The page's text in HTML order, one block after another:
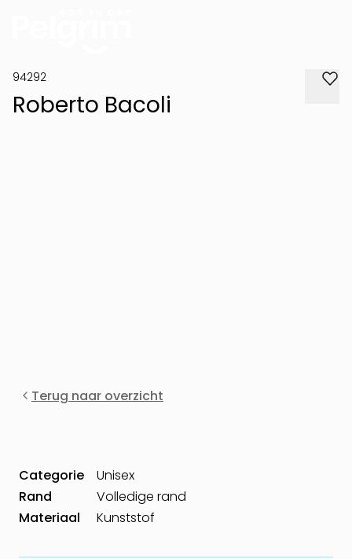
94292
Roberto Bacoli
Terug naar overzicht
Categorie
Unisex
Rand
Volledige rand
Materiaal
Kunststof